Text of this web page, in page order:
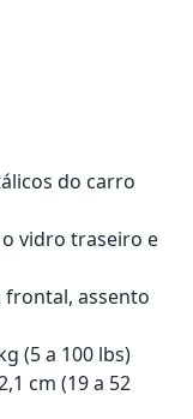
do carro
vidro traseiro e
frontal, assento
(5 a 100 lbs)
cm (19 a 52